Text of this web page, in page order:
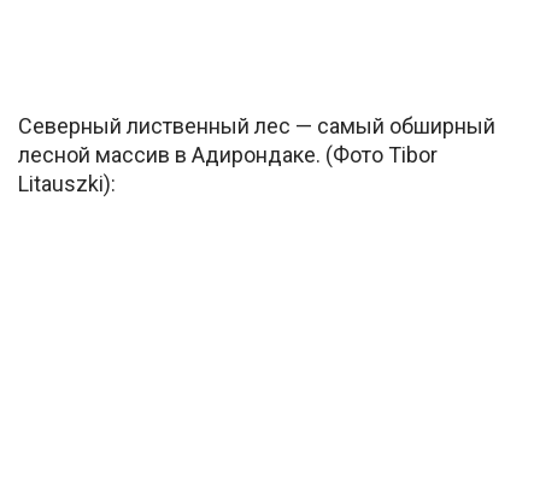
Северный лиственный лес — самый обширный
лесной массив в Адирондаке. (Фото Tibor
Litauszki):